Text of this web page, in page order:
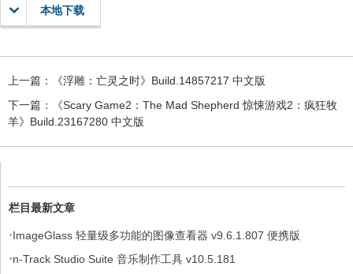
本地下载
上一篇：
《浮雕：亡灵之时》Build.14857217 中文版
下一篇：
《Scary Game2：The Mad Shepherd 惊悚游戏2：疯狂牧
羊》Build.23167280 中文版
栏目最新文章
·ImageGlass 轻量级多功能的图像查看器 v9.6.1.807 便携版
·n-Track Studio Suite 音乐制作工具 v10.5.181